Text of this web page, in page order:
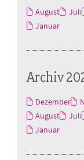
August Juli
Januar
Archiv
Dezember
August
Juli
Januar